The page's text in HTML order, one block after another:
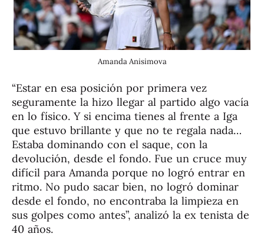
Amanda Anisimova
“Estar en esa posición por primera vez
seguramente la hizo llegar al partido algo vacía
en lo físico. Y si encima tienes al frente a Iga
que estuvo brillante y que no te regala nada…
Estaba dominando con el saque, con la
devolución, desde el fondo. Fue un cruce muy
difícil para Amanda porque no logró entrar en
ritmo. No pudo sacar bien, no logró dominar
desde el fondo, no encontraba la limpieza en
sus golpes como antes”, analizó la ex tenista de
40 años.